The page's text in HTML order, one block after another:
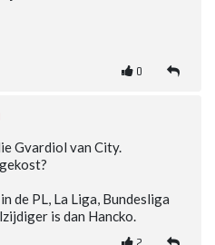
0
Gvardiol van City.
de PL, La Liga, Bundesliga
is dan Hancko.